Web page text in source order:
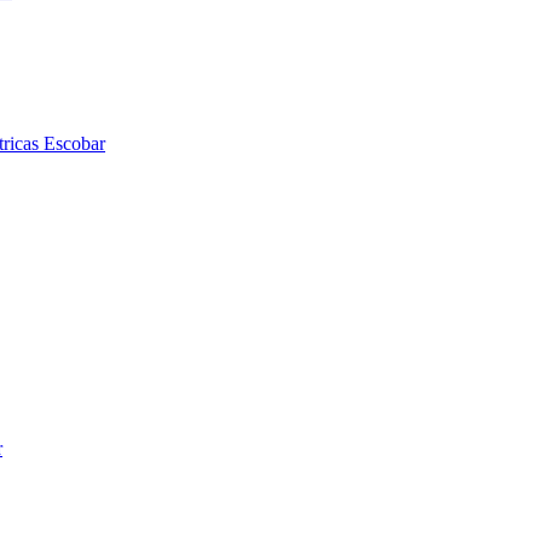
Escobar